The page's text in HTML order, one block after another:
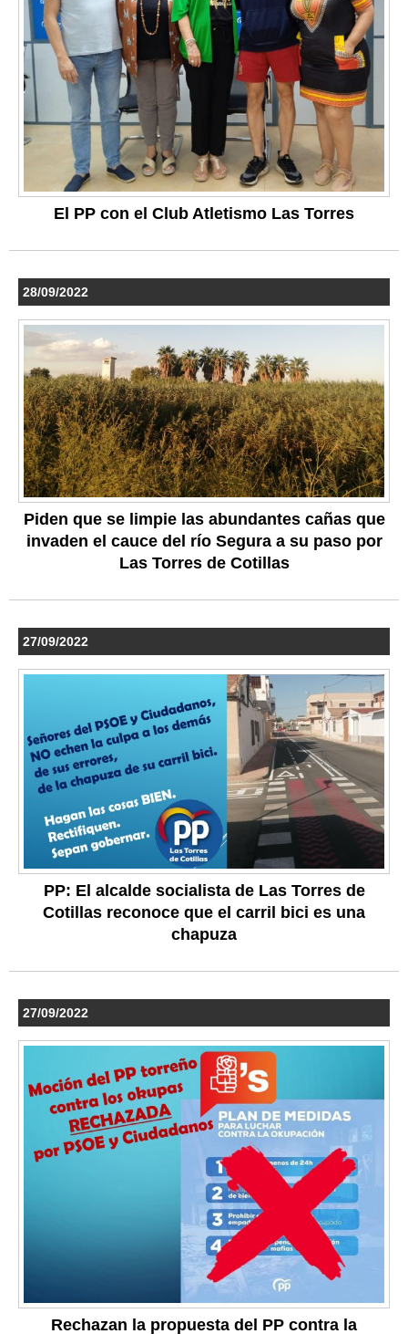
El PP con el Club Atletismo Las Torres
28/09/2022
Piden que se limpie las abundantes cañas que
invaden el cauce del río Segura a su paso por
Las Torres de Cotillas
27/09/2022
PP: El alcalde socialista de Las Torres de
Cotillas reconoce que el carril bici es una
chapuza
27/09/2022
Rechazan la propuesta del PP contra la